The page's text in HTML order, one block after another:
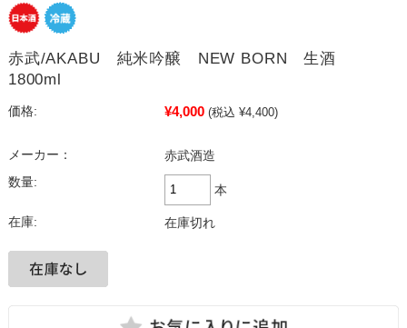
赤武/AKABU 純米吟醸 NEW BORN 生酒
1800ml
価格: ¥4,000 (税込 ¥4,400)
メーカー：
赤武酒造
数量:
本
在庫: 在庫切れ